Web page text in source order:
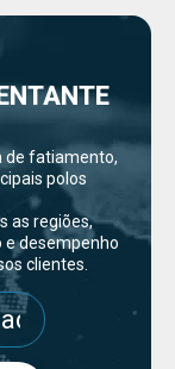
de fatiamento,
polos
as regiões,
e desempenho
clientes.